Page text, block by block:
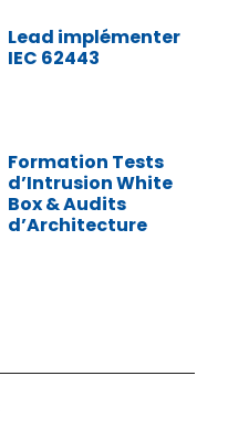
Lead implémenter
IEC 62443
Formation Tests
d’Intrusion White
Box & Audits
d’Architecture